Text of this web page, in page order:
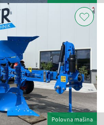
Polovna mašina